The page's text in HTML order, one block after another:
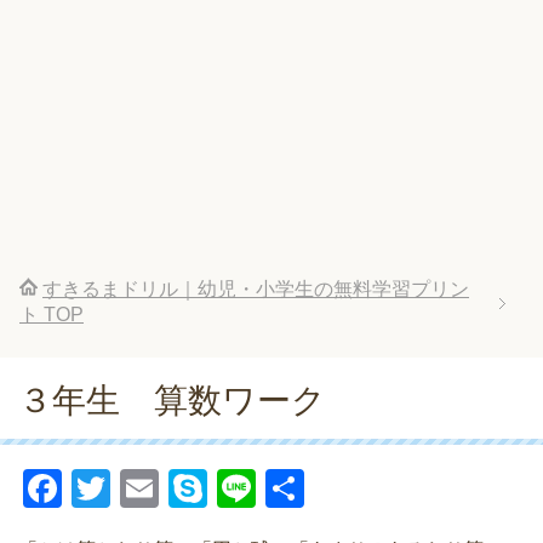
すきるまドリル｜幼児・小学生の無料学習プリン
ト TOP
３年生 算数ワーク
F
T
E
S
Li